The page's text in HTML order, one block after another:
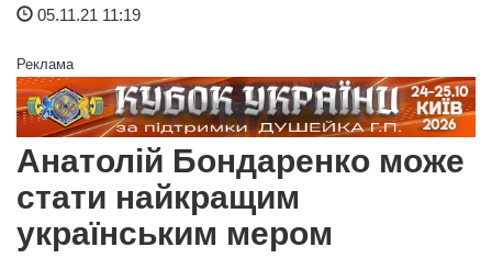
05.11.21 11:19
Реклама
Анатолій Бондаренко може
стати найкращим
українським мером